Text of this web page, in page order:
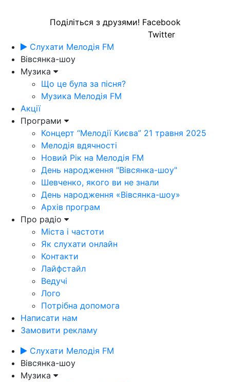
Поділіться з друзями! Facebook
Twitter
Слухати Мелодія FM
Вівсянка-шоу
Музика
Що це була за пісня?
Музика Мелодія FM
Акції
Програми
Концерт “Мелодії Києва” 21 травня 2025
Мелодія вдячності
Новий Рік на Мелодія FM
День народження "Вівсянка-шоу"
Шевченко, якого ви не знали
День народження «Вівсянка-шоу»
Архів програм
Про радіо
Міста і частоти
Як слухати онлайн
Контакти
Лайфстайл
Ведучі
Лого
Потрібна допомога
Написати нам
Замовити рекламу
Слухати Мелодія FM
Вівсянка-шоу
Музика